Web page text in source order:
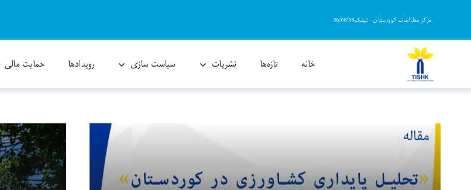
مرکز مطالعات کوردستان - تیشک26/08/08
خانه تازەها نشریات سیاست سازی رویدادها حمایت مالی